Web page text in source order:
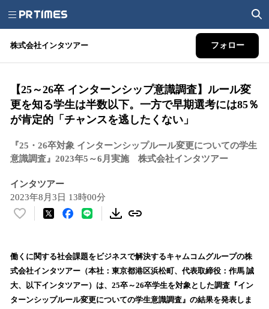
株式会社インタツアー フォロー
【25～26卒 インターンシップ意識調査】ルール変
更を知る学生は半数以下。一方で早期選考には85％
が肯定的「チャンスを逃したくない」
『25・26卒対象 インターンシップルール変更についての学生
意識調査』2023年5～6月実施 株式会社インタツアー
インタツアー
2023年8月3日 13時00分
い
！
数
を
読
働くに関する社会課題をビジネスで解決するキャムコムグループの株
式会社インタツアー（本社：東京都港区浜松町、代表取締役：作馬 誠
大、以下インタツアー）は、25卒～26卒学生を対象とした調査『イン
ターンシップルール変更についての学生意識調査』の結果を発表しま